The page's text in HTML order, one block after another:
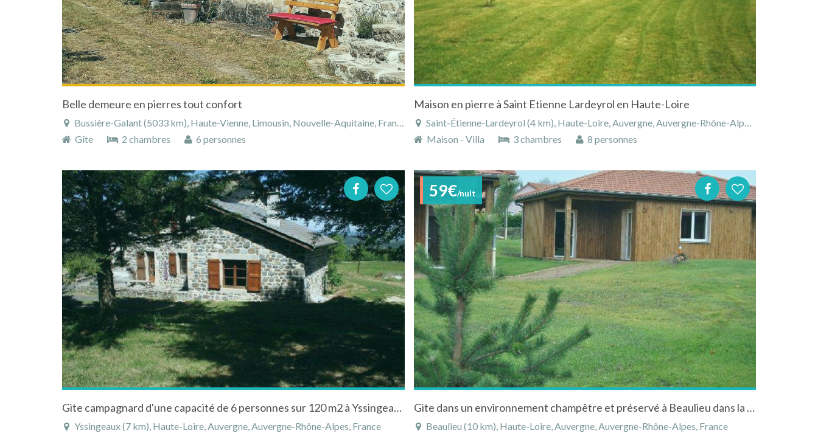
Belle demeure en pierres tout confort
Bussière-Galant (5033 km), Haute-Vienne, Limousin, Nouvelle-Aquitaine, France
Gîte
2 chambres 6 personnes
Maison en pierre à Saint Etienne Lardeyrol en Haute-Loire
Saint-Étienne-Lardeyrol (4 km), Haute-Loire, Auvergne, Auvergne-Rhône-Alpes, France
Maison - Villa
3 chambres 8 personnes
Gite campagnard d'une capacité de 6 personnes sur 120 m2 à Yssingeaux en Auvergne
Yssingeaux (7 km), Haute-Loire, Auvergne, Auvergne-Rhône-Alpes, France
59€/nuit
Gite dans un environnement champêtre et préservé à Beaulieu dans la Haute-Loire en Auvergne
Beaulieu (10 km), Haute-Loire, Auvergne, Auvergne-Rhône-Alpes, France